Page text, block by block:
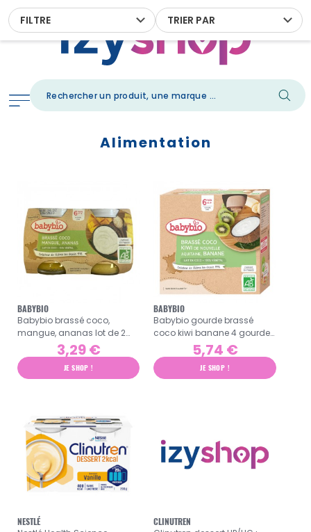
TRIER PAR
FILTRE
Alimentation
BABYBIO
Babybio brassé coco,
mangue, ananas lot de 2
pots de 130g3,29 €
JE SHOP !
BABYBIO
Babybio gourde brassé
coco kiwi banane 4 gourdes
5,74 €
JE SHOP !
NESTLÉ CLINUTREN